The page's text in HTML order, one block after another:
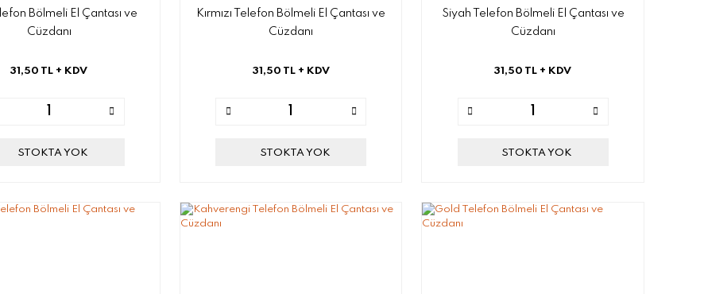
Bölmeli El Çantası ve
Cüzdanı
31,50 TL + KDV
STOKTA YOK
Kırmızı Telefon Bölmeli El Çantası ve
Cüzdanı
31,50 TL + KDV
STOKTA YOK
Siyah Telefon Bölmeli El Çantası ve
Cüzdanı
31,50 TL + KDV
STOKTA YOK